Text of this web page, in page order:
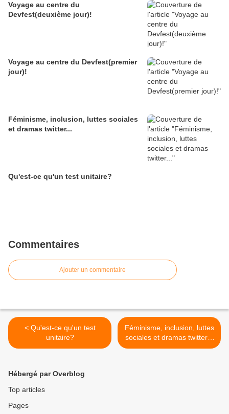
Voyage au centre du
Devfest(deuxième jour)!
Voyage au centre du Devfest(premier
jour)!
Féminisme, inclusion, luttes sociales
et dramas twitter...
Qu'est-ce qu'un test unitaire?
Commentaires
Ajouter un commentaire
< Qu'est-ce qu'un test
unitaire?
Féminisme, inclusion, luttes
sociales et dramas twitter...
>
Hébergé par Overblog
Top articles
Pages